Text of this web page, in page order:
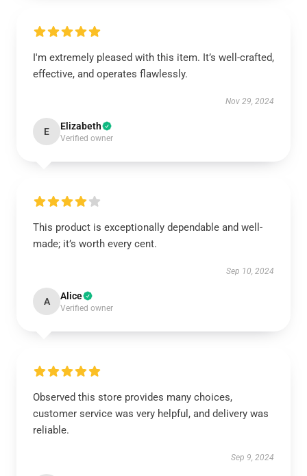
I'm extremely pleased with this item. It’s well-crafted,
effective, and operates flawlessly.
Nov 29, 2024
E Elizabeth
Verified owner
This product is exceptionally dependable and well-
made; it’s worth every cent.
Sep 10, 2024
A Alice
Verified owner
Observed this store provides many choices,
customer service was very helpful, and delivery was
reliable.
Sep 9, 2024